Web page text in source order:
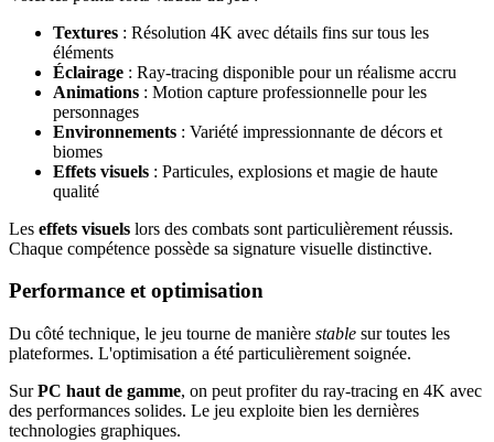
Textures : Résolution 4K avec détails fins sur tous les
éléments
Éclairage : Ray-tracing disponible pour un réalisme accru
Animations : Motion capture professionnelle pour les
personnages
Environnements : Variété impressionnante de décors et
biomes
Effets visuels : Particules, explosions et magie de haute
qualité
Les effets visuels lors des combats sont particulièrement réussis.
Chaque compétence possède sa signature visuelle distinctive.
Performance et optimisation
Du côté technique, le jeu tourne de manière stable sur toutes les
plateformes. L'optimisation a été particulièrement soignée.
SurPC haut de gamme, on peut profiter du ray-tracing en 4K avec
des performances solides. Le jeu exploite bien les dernières
technologies graphiques.